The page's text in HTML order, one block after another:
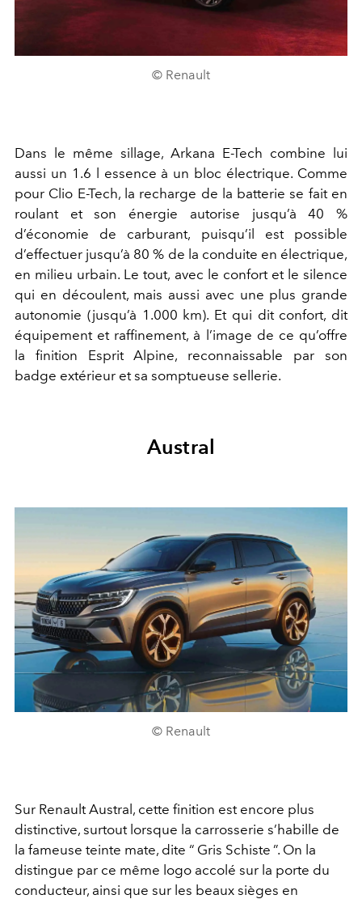
© Renault
Dans le même sillage, Arkana E-Tech combine lui
aussi un 1.6 l essence à un bloc électrique. Comme
pour Clio E-Tech, la recharge de la batterie se fait en
roulant et son énergie autorise jusqu’à 40 %
d’économie de carburant, puisqu’il est possible
d’effectuer jusqu’à 80 % de la conduite en électrique,
en milieu urbain. Le tout, avec le confort et le silence
qui en découlent, mais aussi avec une plus grande
autonomie (jusqu’à 1.000 km). Et qui dit confort, dit
équipement et raffinement, à l’image de ce qu’offre
la finition Esprit Alpine, reconnaissable par son
badge extérieur et sa somptueuse sellerie.
Austral
© Renault
Sur Renault Austral, cette finition est encore plus
distinctive, surtout lorsque la carrosserie s’habille de
la fameuse teinte mate, dite “ Gris Schiste ”. On la
distingue par ce même logo accolé sur la porte du
conducteur, ainsi que sur les beaux sièges en